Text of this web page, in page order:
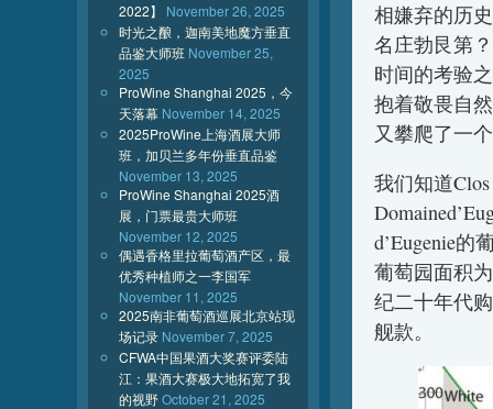
相嫌弃的历
名庄勃艮第
时间的考验
抱着敬畏自
又攀爬了一
我们知道
d’Eugenie的
葡萄园面积
纪二十年代
舰款。
2022】
November 26, 2025
时光之酿，迦南美地魔方垂直
品鉴大师班 November 25,
2025
ProWine Shanghai 2025，今
天落幕 November 14, 2025
2025ProWine上海酒展大师
班，加贝兰多年份垂直品鉴
November 13, 2025
ProWine Shanghai 2025酒
展，门票最贵大师班
November 12, 2025
偶遇香格里拉葡萄酒产区，最
优秀种植师之一李国军
November 11, 2025
2025南非葡萄酒巡展北京站现
场记录 November 7, 2025
CFWA中国果酒大奖赛评委陆
江：果酒大赛极大地拓宽了我
的视野October 21, 2025